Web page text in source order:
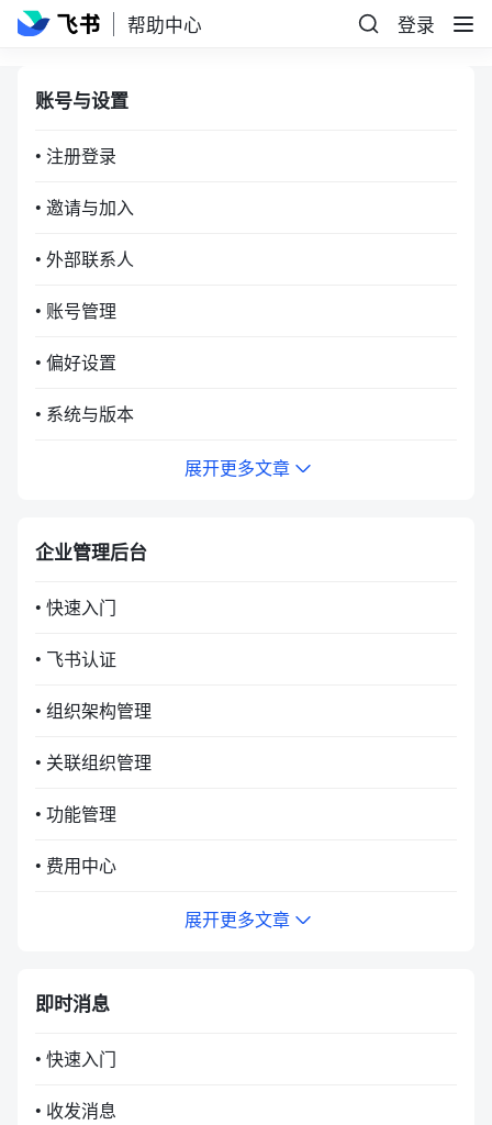
帮助中心 登录
账号与设置
• 注册登录
• 邀请与加入
• 外部联系人
• 账号管理
• 偏好设置
• 系统与版本
展开更多文章
企业管理后台
• 快速入门
• 飞书认证
• 组织架构管理
• 关联组织管理
• 功能管理
• 费用中心
展开更多文章
即时消息
• 快速入门
• 收发消息